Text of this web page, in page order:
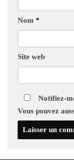
Nom *
Site web
Notifiez-
Vous pouvez